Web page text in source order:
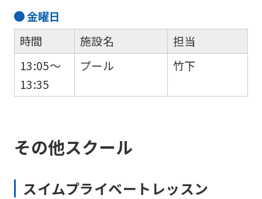
金曜日
時間
13:05～
13:35
施設名
プール
担当
竹下
その他スクール
スイムプライベートレッスン